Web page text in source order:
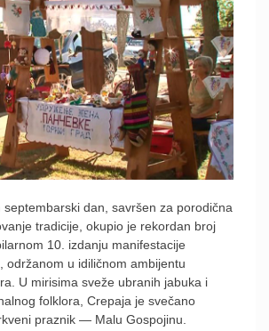
septembarski dan, savršen za porodična
tradicije, okupio je rekordan broj
10. izdanju manifestacije
održanom u idiličnom ambijentu
U mirisima sveže ubranih jabuka i
folklora, Crepaja je svečano
praznik — Malu Gospojinu.